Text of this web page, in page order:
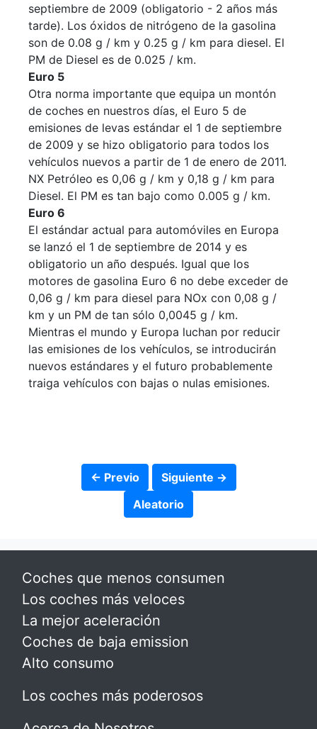
septiembre de 2009 (obligatorio - 2 años más
tarde). Los óxidos de nitrógeno de la gasolina
son de 0.08 g / km y 0.25 g / km para diesel. El
PM de Diesel es de 0.025 / km.
Euro 5
Otra norma importante que equipa un montón
de coches en nuestros días, el Euro 5 de
emisiones de levas estándar el 1 de septiembre
de 2009 y se hizo obligatorio para todos los
vehículos nuevos a partir de 1 de enero de 2011.
NX Petróleo es 0,06 g / km y 0,18 g / km para
Diesel. El PM es tan bajo como 0.005 g / km.
Euro 6
El estándar actual para automóviles en Europa
se lanzó el 1 de septiembre de 2014 y es
obligatorio un año después. Igual que los
motores de gasolina Euro 6 no debe exceder de
0,06 g / km para diesel para NOx con 0,08 g /
km y un PM de tan sólo 0,0045 g / km.
Mientras el mundo y Europa luchan por reducir
las emisiones de los vehículos, se introducirán
nuevos estándares y el futuro probablemente
traiga vehículos con bajas o nulas emisiones.
← Previo
Siguiente →
Aleatorio
Coches que menos consumen
Los coches más veloces
La mejor aceleración
Coches de baja emission
Alto consumo
Los coches más poderosos